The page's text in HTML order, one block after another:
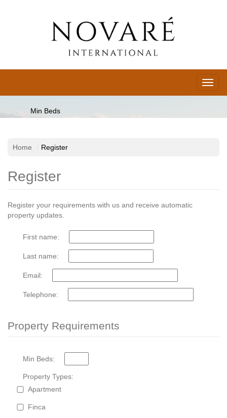
Min Beds
Location
Home Register
Register
Register your requirements with us and receive automatic
property updates.
First name:
Last name:
Email:
Telephone:
Property Requirements
Min Beds:
Property Types:
Apartment
Finca